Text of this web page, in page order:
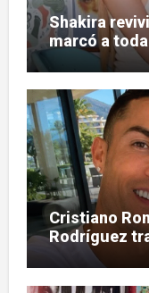
Shakira
marcó a
Cristiano
Rodríguez
figura